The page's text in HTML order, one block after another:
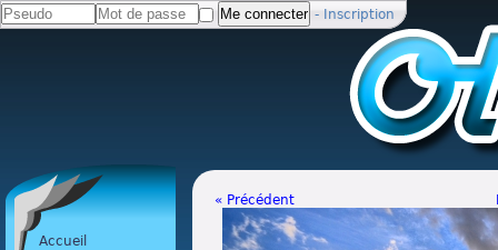
- Inscription
Accueil
« Précédent